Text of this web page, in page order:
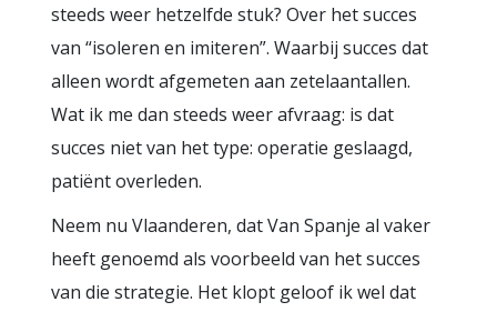
steeds weer hetzelfde stuk? Over het succes
van “isoleren en imiteren”. Waarbij succes dat
alleen wordt afgemeten aan zetelaantallen.
Wat ik me dan steeds weer afvraag: is dat
succes niet van het type: operatie geslaagd,
patiënt overleden.
Neem nu Vlaanderen, dat Van Spanje al vaker
heeft genoemd als voorbeeld van het succes
van die strategie. Het klopt geloof ik wel dat